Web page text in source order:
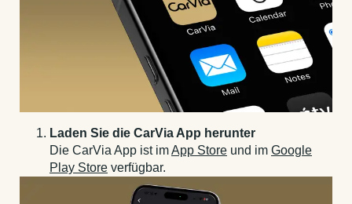
Laden Sie die CarVia App herunter
Die CarVia App ist imApp Store und im Google
Play Store verfügbar.